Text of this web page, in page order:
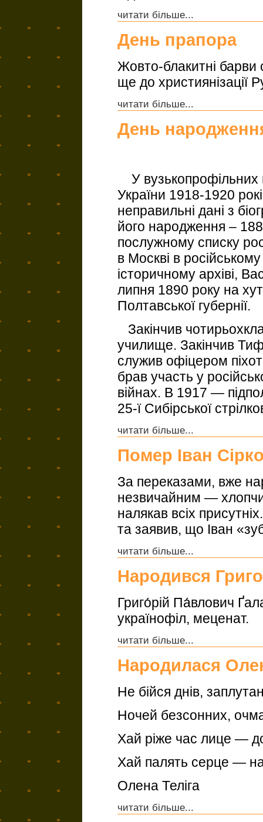
читати більше...
День прапора
Жовто-блакитні барви
ще до християнізації
читати більше...
День
У вузькопрофільних
України 1918-1920
неправильні дані з
його народження –
послужному списку
в Москві в
історичному архіві,
липня 1890 року на
Полтавської губернії.
Закінчив
училище. Закінчив
служив офіцером
брав участь у
війнах. В 1917 —
25-ї Сибірської
читати більше...
Помер Іван
За переказами, вже
незвичайним —
налякав всіх
та заявив, що Іван
читати більше...
Народився
Григо́рій Па́влович
українофіл, меценат.
читати більше...
Народилася
Не бійся днів,
Ночей безсонних,
Хай ріже час лице —
Хай палять серце —
Олена Теліга
читати більше...